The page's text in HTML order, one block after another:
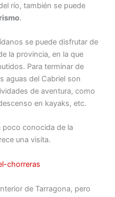
río, también se puede
.
se puede disfrutar de
la provincia, en la que
Para terminar de
aguas del Cabriel son
de aventura, como
en kayaks, etc.
poco conocida de la
una visita.
de Tarragona, pero